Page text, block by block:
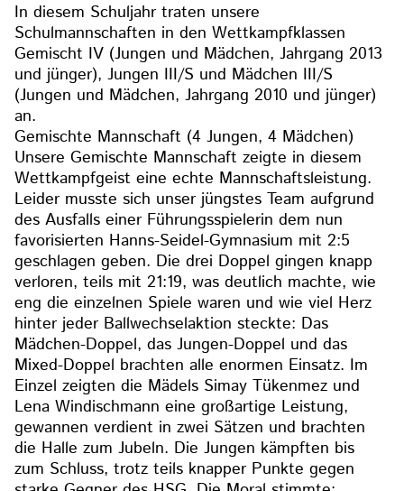
In diesem Schuljahr traten unsere
Schulmannschaften in den Wettkampfklassen
Gemischt IV (Jungen und Mädchen, Jahrgang 2013
und jünger), Jungen III/S und Mädchen III/S
(Jungen und Mädchen, Jahrgang 2010 und jünger)
an.
Gemischte Mannschaft (4 Jungen, 4 Mädchen)
Unsere Gemischte Mannschaft zeigte in diesem
Wettkampfgeist eine echte Mannschaftsleistung.
Leider musste sich unser jüngstes Team aufgrund
des Ausfalls einer Führungsspielerin dem nun
favorisierten Hanns-Seidel-Gymnasium mit 2:5
geschlagen geben. Die drei Doppel gingen knapp
verloren, teils mit 21:19, was deutlich machte, wie
eng die einzelnen Spiele waren und wie viel Herz
hinter jeder Ballwechselaktion steckte: Das
Mädchen-Doppel, das Jungen-Doppel und das
Mixed-Doppel brachten alle enormen Einsatz. Im
Einzel zeigten die Mädels Simay Tükenmez und
Lena Windischmann eine großartige Leistung,
gewannen verdient in zwei Sätzen und brachten
die Halle zum Jubeln. Die Jungen kämpften bis
zum Schluss, trotz teils knapper Punkte gegen